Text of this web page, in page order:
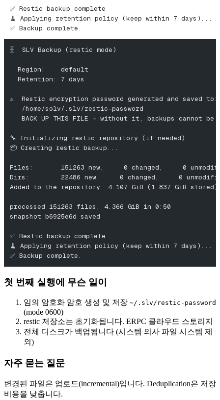
✅ Restic backup complete
🧹 Applying retention policy (keep within 7 days)...
✅ Backup complete.
🗄️  SLV Backup (restic mode)
  Region:    default
  Retention: 7 days
⚠️  Restic encryption password generated and saved to:
   /home/solv/.slv/restic-password
BACK UP THIS FILE — without it, backups cannot be
🔧 Initializing restic repository (if needed)...
📦 Creating restic backup...
Files:       151263 new,     0 changed,     0
Dirs:        22486 new,     0 changed,     0
Added to the repository: 4.107 GiB (1.837 GiB stored)
processed 151263 files, 4.366 GiB in 0:50
snapshot b6925e6d saved
✅ Restic backup complete
🧹 Applying retention policy (keep within 7 days)...
✅ Backup complete.
첫 번째 실행에 무슨 일이
임의 암호화 암호 생성 및 저장 ~/.slv/restic-password
(mode 0600)
restic 저장소는 초기화됩니다. ERPC 클라우드 스토리지
전체 디스크가 백업됩니다 (시스템 의사 파일 시스템 제
외)
자주 묻는 질문
변경된 파일은 업로드(incremental)입니다. Deduplication은 저장
비용을 낮춥니다.